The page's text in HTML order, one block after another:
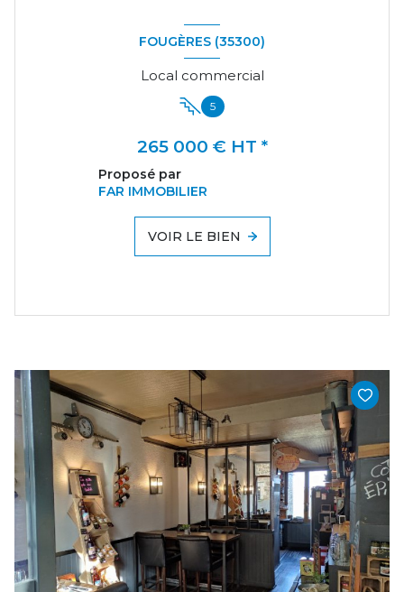
FOUGÈRES (35300)
Local commercial
5
265 000 € HT *
Proposé par
FAR IMMOBILIER
VOIR LE BIEN